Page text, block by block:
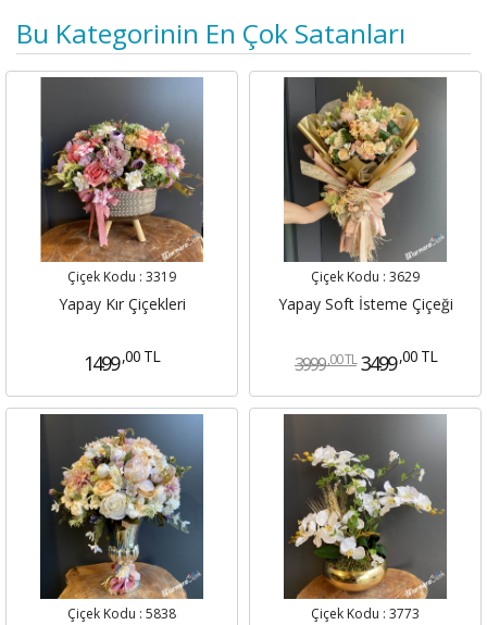
Bu Kategorinin En Çok Satanları
Çiçek Kodu : 3319
Yapay Kır Çiçekleri
1499 ,00 TL
Çiçek Kodu : 3629
Yapay Soft İsteme Çiçeği
3999 ,00 TL 3499 ,00 TL
Çiçek Kodu : 5838 Çiçek Kodu : 3773